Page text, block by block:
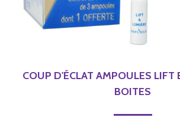
COUP D'ÉCLAT AMPOULES LIFT
BOITES